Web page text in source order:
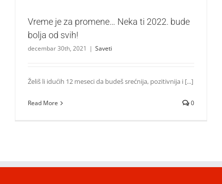
Vreme je za promene… Neka ti 2022. bude
bolja od svih!
decembar 30th, 2021 | Saveti
Želiš li idućih 12 meseci da budeš srećnija, pozitivnija i [...]
Read More 0